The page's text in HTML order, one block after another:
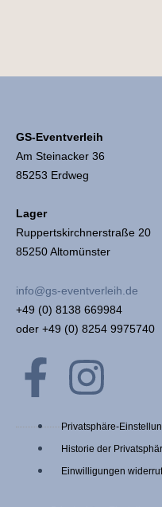
GS-Eventverleih
Am Steinacker 36
85253 Erdweg
Lager
Ruppertskirchnerstraße 20
85250 Altomünster
info@gs-eventverleih.de
+49 (0) 8138 669984
oder +49 (0) 8254 9975740
F
a
c
e
I
n
s
t
Privatsphäre-
Historie der
Einwilligungen